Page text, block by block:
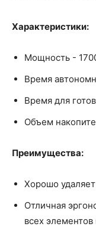
Характеристики:
Мощность -
Время
Время для
Объем
Преимущества:
Хорошо удаляет
Отличная
всех